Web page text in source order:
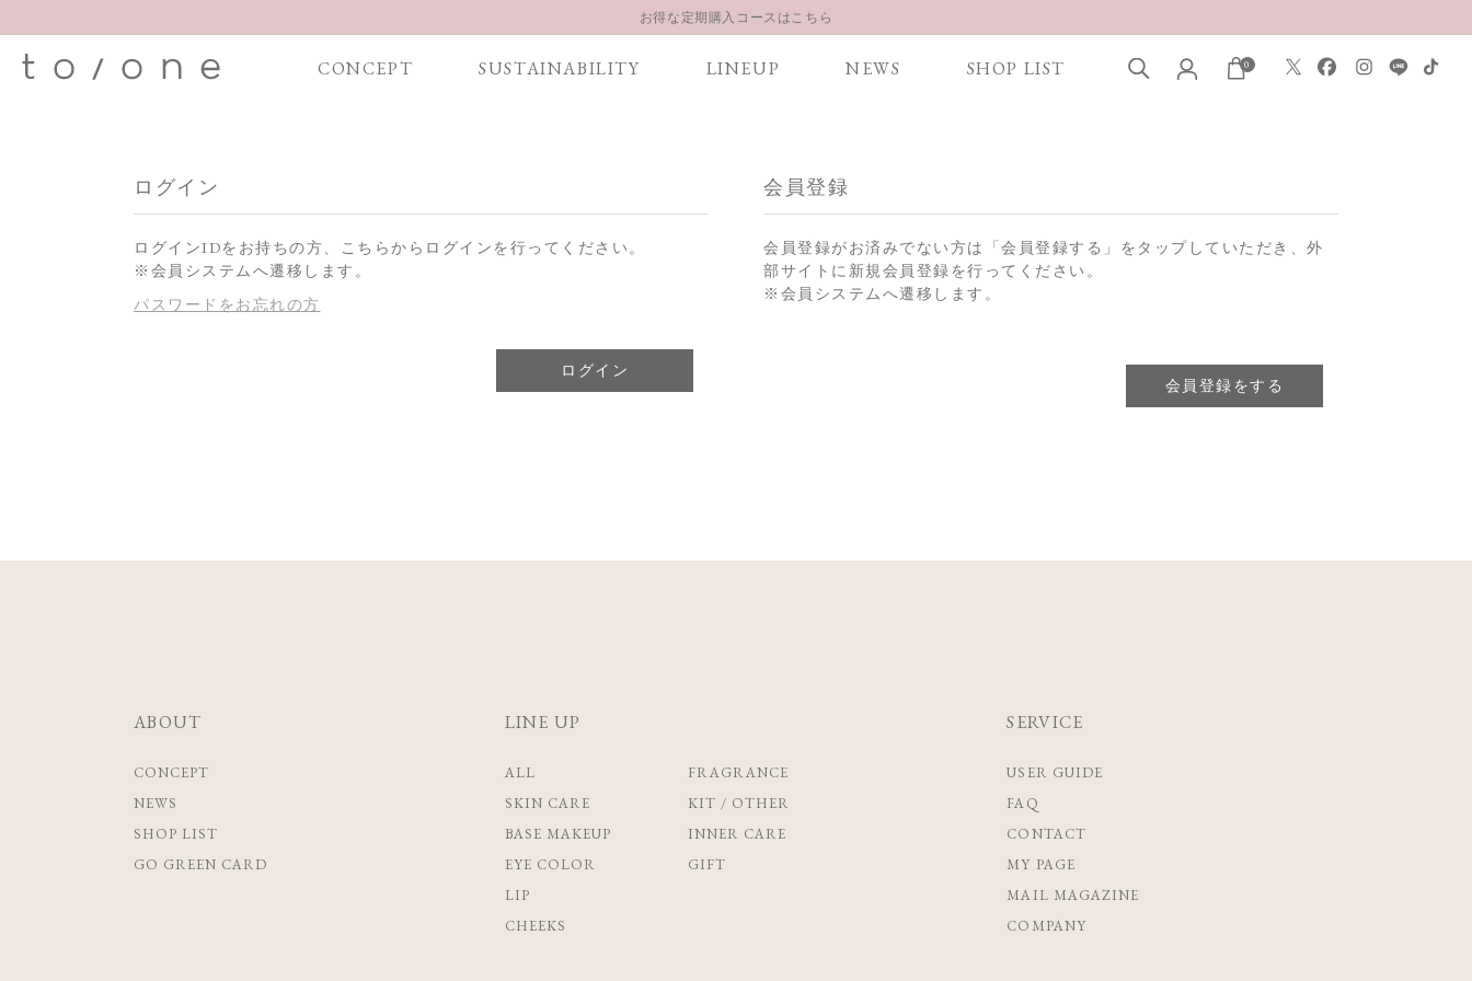
【重要】お盆期間中のお問い合わせと商品配送に関しまして
CONCEPT SUSTAINABILITY LINEUP NEWS SHOP LIST 0
ログイン
ログインIDをお持ちの方、こちらからログインを行ってください。
※会員システムへ遷移します。
パスワードをお忘れの方
ログイン
会員登録
会員登録がお済みでない方は「会員登録する」をタップしていただき、外
部サイトに新規会員登録を行ってください。
※会員システムへ遷移します。
会員登録をする
ABOUT
CONCEPT
NEWS
SHOP LIST
GO GREEN CARD
LINE UP
ALL
SKIN CARE
BASE MAKEUP
EYE COLOR
LIP
CHEEKS
FRAGRANCE
KIT / OTHER
INNER CARE
GIFT
SERVICE
USER GUIDE
FAQ
CONTACT
MY PAGE
MAIL MAGAZINE
COMPANY